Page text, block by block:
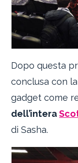
Dopo questa
conclusa con
gadget come
dell’intera
di Sasha.